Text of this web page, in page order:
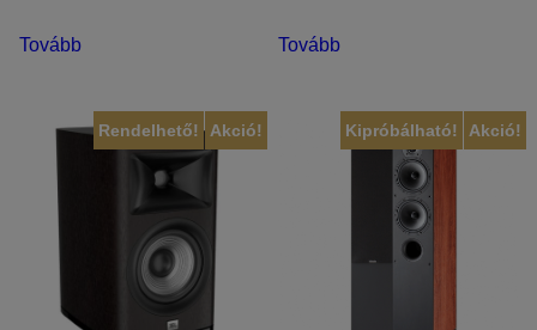
Tovább Tovább
Akció!
Rendelhető! Akció!
Kipróbálható!